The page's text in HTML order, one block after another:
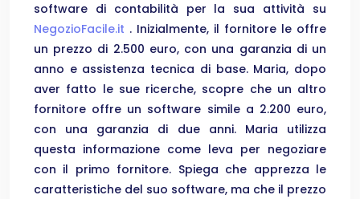
software di contabilità per la sua attività su
NegozioFacile.it . Inizialmente, il fornitore le offre
un prezzo di 2.500 euro, con una garanzia di un
anno e assistenza tecnica di base. Maria, dopo
aver fatto le sue ricerche, scopre che un altro
fornitore offre un software simile a 2.200 euro,
con una garanzia di due anni. Maria utilizza
questa informazione come leva per negoziare
con il primo fornitore. Spiega che apprezza le
caratteristiche del suo software, ma che il prezzo